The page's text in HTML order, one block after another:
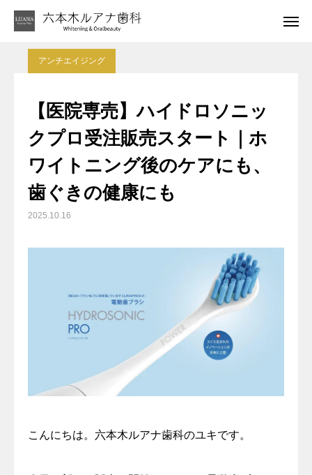
あなたの笑顔がもっと素敵になるブログ更新中 はじめてのお客さま
アンチエイジング
【医院専売】ハイドロソニッ
クプロ受注販売スタート｜ホ
ワイトニング後のケアにも、
歯ぐきの健康にも
2025.10.16
こんにちは。六本木ルアナ歯科のユキです。
診療案内
代表者紹介
ブログ
キャンセルポリシーについて